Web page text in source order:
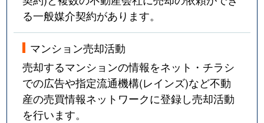
る一般媒介契約があります。
マンション売却活動
売却するマンションの情報をネット・チラシ
での広告や指定流通機構(レインズ)など不動
産の売買情報ネットワークに登録し売却活動
を行います。